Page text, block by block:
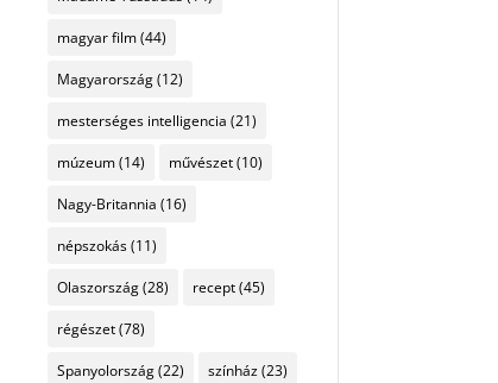
magyar film(44)
Magyarország(12)
mesterséges intelligencia (21)
múzeum(14) művészet(10)
Nagy-Britannia (16)
népszokás(11)
Olaszország(28) recept(45)
régészet(78)
Spanyolország(22) színház(23)